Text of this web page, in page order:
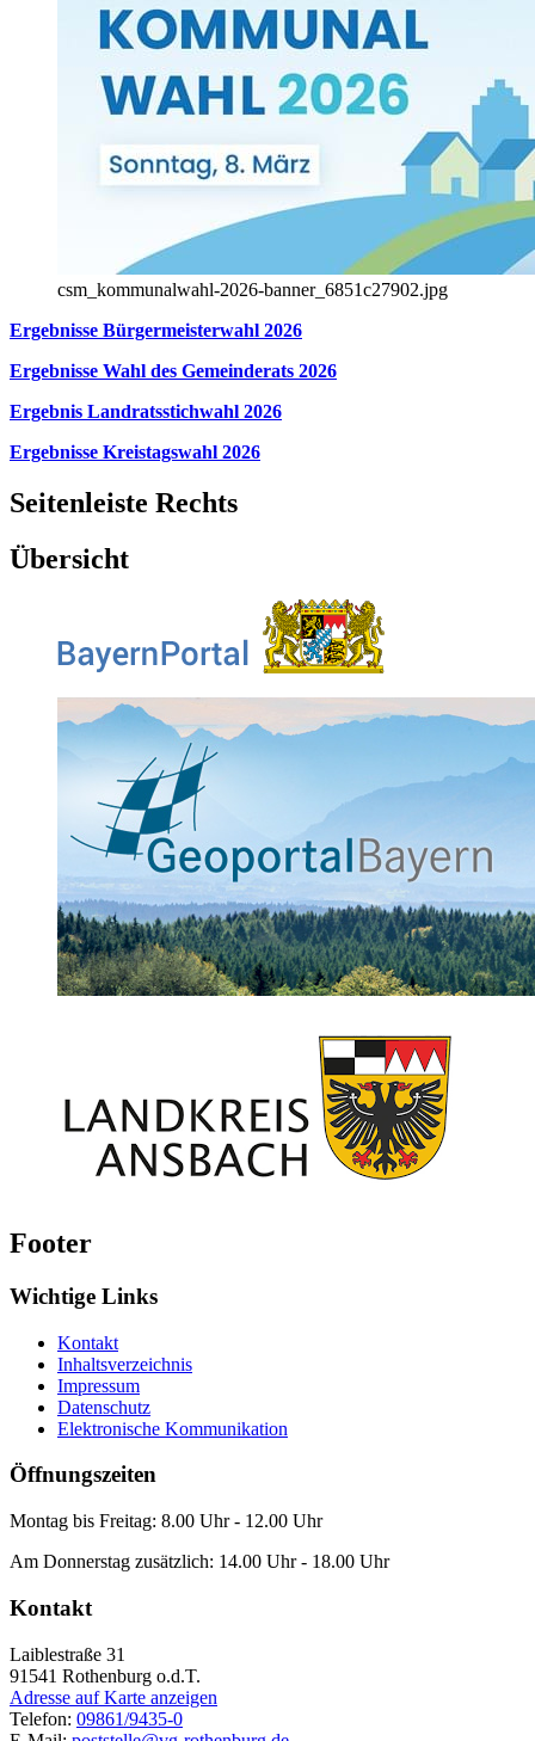
csm_kommunalwahl-2026-banner_6851c27902.jpg
Ergebnisse Bürgermeisterwahl 2026
Ergebnisse Wahl des Gemeinderats 2026
Ergebnis Landratsstichwahl 2026
Ergebnisse Kreistagswahl 2026
Seitenleiste Rechts
Übersicht
Footer
Wichtige Links
Kontakt
Inhaltsverzeichnis
Impressum
Datenschutz
Elektronische Kommunikation
Öffnungszeiten
Montag bis Freitag: 8.00 Uhr - 12.00 Uhr
Am Donnerstag zusätzlich: 14.00 Uhr - 18.00 Uhr
Kontakt
Laiblestraße 31
91541 Rothenburg o.d.T.
Adresse auf Karte anzeigen
Telefon: 09861/9435-0